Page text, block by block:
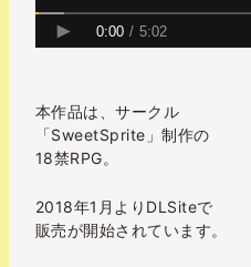
本作品は、サークル
「SweetSprite」制作の
18禁RPG。
2018年1月よりDLSiteで
販売が開始されています。